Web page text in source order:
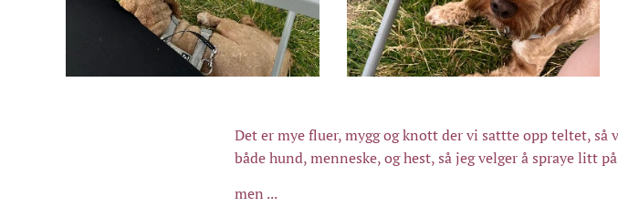
Det er mye fluer, mygg og knott der vi sattte opp teltet, så
både hund, menneske, og hest, så jeg velger å spraye litt
men ...